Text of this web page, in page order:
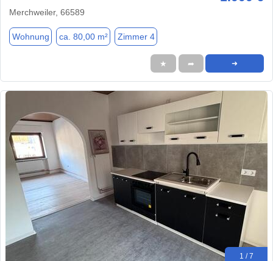
Merchweiler, 66589
Wohnung ca. 80,00 m² Zimmer 4
★ ➦ ➜
1 / 7